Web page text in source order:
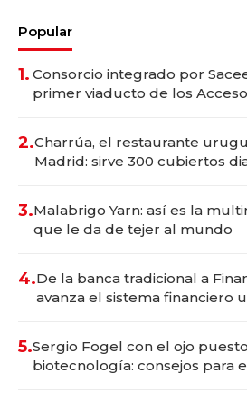
Popular
1. Consorcio integrado por
primer viaducto de los
2.Charrúa, el restaurante
Madrid: sirve 300 cubiertos
3.Malabrigo Yarn: así es la
que le da de tejer al mundo
4.De la banca tradicional a
avanza el sistema financiero
5.Sergio Fogel con el ojo
biotecnología: consejos para